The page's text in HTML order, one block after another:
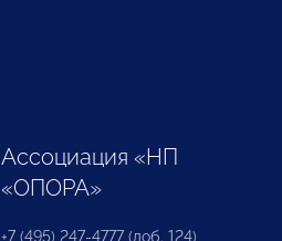
Ассоциация «НП
«ОПОРА»
+7 (495) 247-4777 (доб. 124)